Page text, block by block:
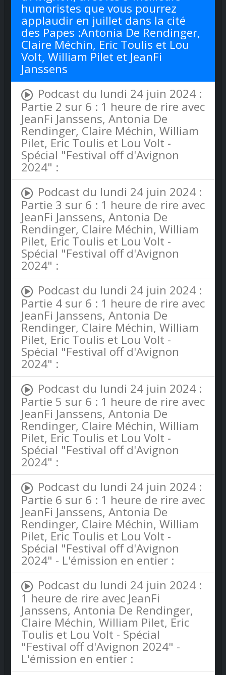
humoristes que vous pourrez
applaudir en juillet dans la cité
des Papes :Antonia De Rendinger,
Claire Méchin, Eric Toulis et Lou
Volt, William Pilet et JeanFi
Janssens
Podcast du lundi 24 juin 2024 :
Partie 2 sur 6 : 1 heure de rire avec
JeanFi Janssens, Antonia De
Rendinger, Claire Méchin, William
Pilet, Eric Toulis et Lou Volt -
Spécial "Festival off d'Avignon
2024" :
Podcast du lundi 24 juin 2024 :
Partie 3 sur 6 : 1 heure de rire avec
JeanFi Janssens, Antonia De
Rendinger, Claire Méchin, William
Pilet, Eric Toulis et Lou Volt -
Spécial "Festival off d'Avignon
2024" :
Podcast du lundi 24 juin 2024 :
Partie 4 sur 6 : 1 heure de rire avec
JeanFi Janssens, Antonia De
Rendinger, Claire Méchin, William
Pilet, Eric Toulis et Lou Volt -
Spécial "Festival off d'Avignon
2024" :
Podcast du lundi 24 juin 2024 :
Partie 5 sur 6 : 1 heure de rire avec
JeanFi Janssens, Antonia De
Rendinger, Claire Méchin, William
Pilet, Eric Toulis et Lou Volt -
Spécial "Festival off d'Avignon
2024" :
Podcast du lundi 24 juin 2024 :
Partie 6 sur 6 : 1 heure de rire avec
JeanFi Janssens, Antonia De
Rendinger, Claire Méchin, William
Pilet, Eric Toulis et Lou Volt -
Spécial "Festival off d'Avignon
2024" - L'émission en entier :
Podcast du lundi 24 juin 2024 :
1 heure de rire avec JeanFi
Janssens, Antonia De Rendinger,
Claire Méchin, William Pilet, Eric
Toulis et Lou Volt - Spécial
"Festival off d'Avignon 2024" -
L'émission en entier :